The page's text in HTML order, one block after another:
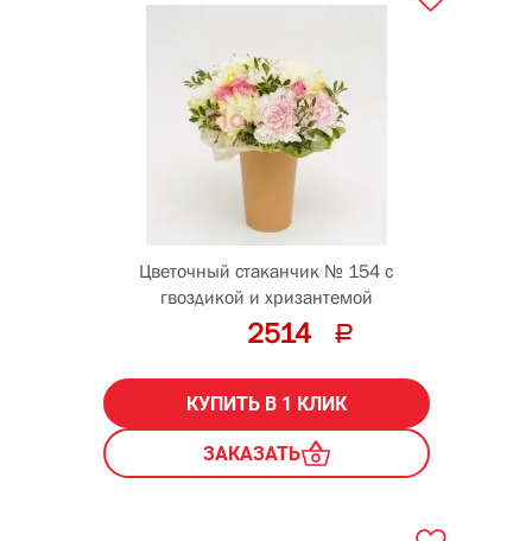
Цветочный стаканчик № 154 с
гвоздикой и хризантемой
2514
КУПИТЬ В 1 КЛИК
ЗАКАЗАТЬ